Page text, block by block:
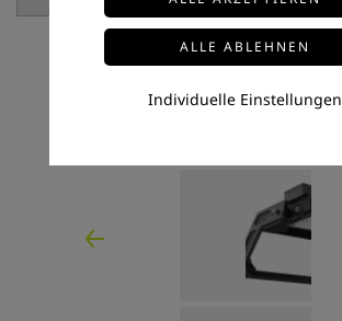
Individuelle Einstellungen